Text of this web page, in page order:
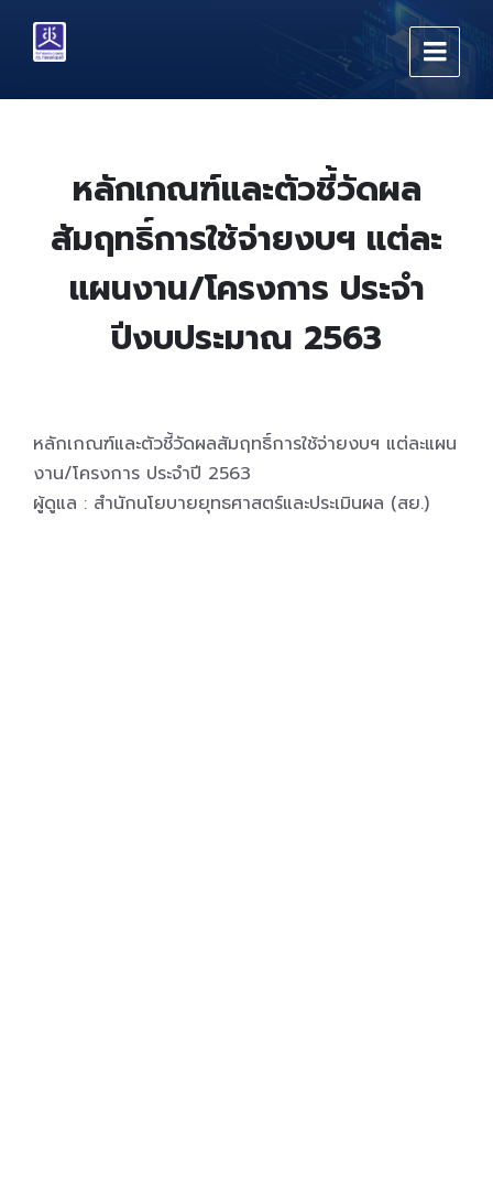
content
main
footer
หลักเกณฑ์และตัวชี้วัดผล
สัมฤทธิ์การใช้จ่ายงบฯ แต่ละ
แผนงาน/โครงการ ประจำ
ปีงบประมาณ 2563
หลักเกณฑ์และตัวชี้วัดผลสัมฤทธิ์การใช้จ่ายงบฯ แต่ละแผน
งาน/โครงการ ประจำปี 2563
ผู้ดูแล : สำนักนโยบายยุทธศาสตร์และประเมินผล (สย.)